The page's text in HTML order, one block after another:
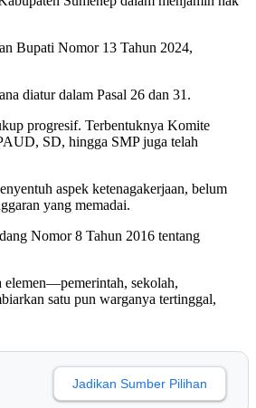
Bupati Nomor 13 Tahun 2024,
diatur dalam Pasal 26 dan 31.
progresif. Terbentuknya Komite
SD, hingga SMP juga telah
aspek ketenagakerjaan, belum
yang memadai.
Nomor 8 Tahun 2016 tentang
elemen—pemerintah, sekolah,
satu pun warganya tertinggal,
Jadikan Sumber Pilihan